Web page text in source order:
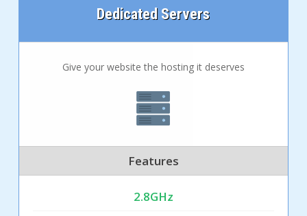
Dedicated Servers
Give your website the hosting it deserves
Features
2.8GHz